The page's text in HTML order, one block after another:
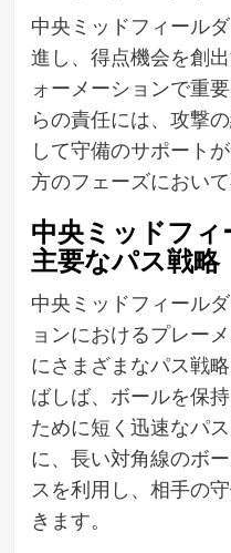
中央ミッドフィール
進し、得点機会を創
ォーメーションで重
らの責任には、攻撃
して守備のサポート
方のフェーズにおいて
中央ミッドフ
主要なパス戦略
中央ミッドフィール
ョンにおけるプレー
にさまざまなパス戦
ばしば、ボールを保
ために短く迅速なパ
に、長い対角線のボ
スを利用し、相手の
きます。